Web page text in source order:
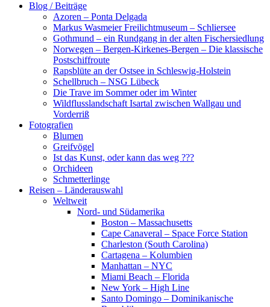
Blog / Beiträge
Azoren – Ponta Delgada
Markus Wasmeier Freilichtmuseum – Schliersee
Gothmund – ein Rundgang in der alten Fischersiedlung
Norwegen – Bergen-Kirkenes-Bergen – Die klassische
Postschiffroute
Rapsblüte an der Ostsee in Schleswig-Holstein
Schellbruch – NSG Lübeck
Die Trave im Sommer oder im Winter
Wildflusslandschaft Isartal zwischen Wallgau und
Vorderriß
Fotografien
Blumen
Greifvögel
Ist das Kunst, oder kann das weg ???
Orchideen
Schmetterlinge
Reisen – Länderauswahl
Weltweit
Nord- und Südamerika
Boston – Massachusetts
Cape Canaveral – Space Force Station
Charleston (South Carolina)
Cartagena – Kolumbien
Manhattan – NYC
Miami Beach – Florida
New York – High Line
Santo Domingo – Dominikanische